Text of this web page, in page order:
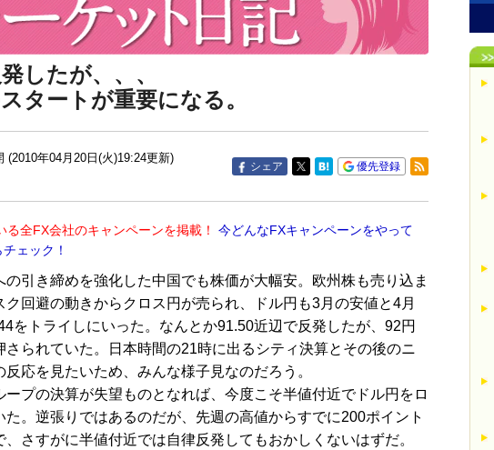
したが、、、
タートが重要になる。
(2010年04月20日(火)19:24更新)
シェア 優先登録
全FX会社のキャンペーンを掲載！
今どんなFXキャンペーンをやって
ェック！
引き締めを強化した中国でも株価が大幅安。欧州株も売り込ま
回避の動きからクロス円が売られ、ドル円も3月の安値と4月
をトライしにいった。なんとか91.50近辺で反発したが、92円
さられていた。日本時間の21時に出るシティ決算とその後のニ
反応を見たいため、みんな様子見なのだろう。
プの決算が失望ものとなれば、今度こそ半値付近でドル円をロ
た。逆張りではあるのだが、先週の高値からすでに200ポイント
、さすがに半値付近では自律反発してもおかしくないはずだ。